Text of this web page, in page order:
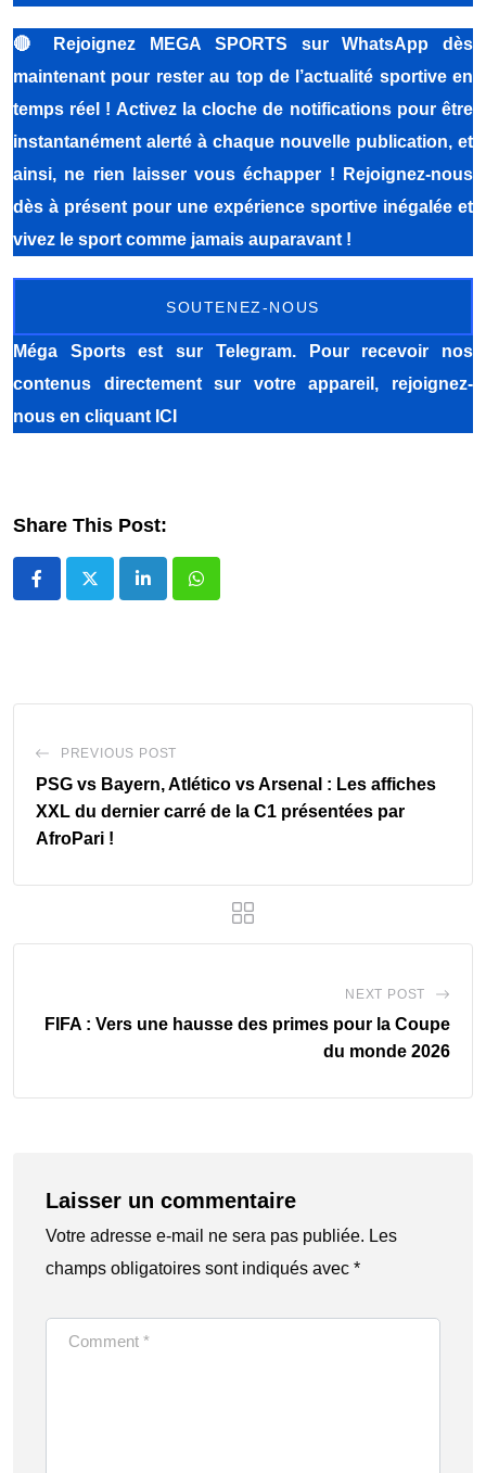
🔴
Rejoignez MEGA SPORTS sur WhatsApp dès
maintenant pour rester au top de l’actualité sportive en
temps réel ! Activez la cloche de notifications pour être
instantanément alerté à chaque nouvelle publication, et
ainsi, ne rien laisser vous échapper ! Rejoignez-nous
dès à présent pour une expérience sportive inégalée et
vivez le sport comme jamais auparavant !
SOUTENEZ-NOUS
Méga Sportsest sur Telegram. Pour recevoir nos
contenus directement sur votre appareil, rejoignez-
nous en cliquant ICI
Share This Post:
LinkedInWhatsapp
PREVIOUS POST
PSG vs Bayern, Atlético vs Arsenal : Les affiches
XXL du dernier carré de la C1 présentées par
AfroPari !
NEXT POST
FIFA : Vers une hausse des primes pour la Coupe
du monde 2026
Laisser un commentaire
Votre adresse e-mail ne sera pas publiée. Les
champs obligatoires sont indiqués avec *